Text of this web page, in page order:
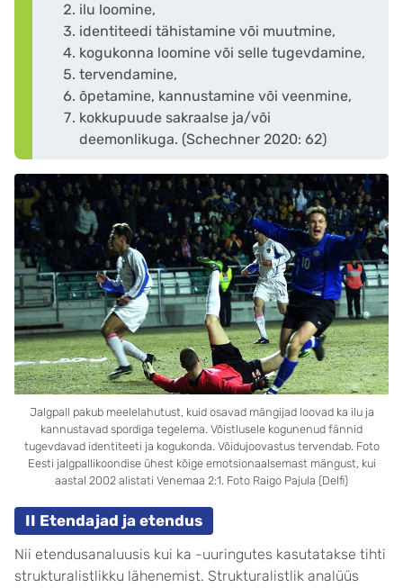
ilu loomine,
identiteedi tähistamine või muutmine,
kogukonna loomine või selle tugevdamine,
tervendamine,
õpetamine, kannustamine või veenmine,
kokkupuude sakraalse ja/või
deemonlikuga. (Schechner 2020: 62)
Jalgpall pakub meelelahutust, kuid osavad mängijad loovad ka ilu ja
kannustavad spordiga tegelema. Võistlusele kogunenud fännid
tugevdavad identiteeti ja kogukonda. Võidujoovastus tervendab. Foto
Eesti jalgpallikoondise ühest kõige emotsionaalsemast mängust, kui
aastal 2002 alistati Venemaa 2:1. Foto Raigo Pajula (Delfi)
II Etendajad ja etendus
Nii etendusanaluusis kui ka -uuringutes kasutatakse tihti
strukturalistlikku lähenemist. Strukturalistlik analüüs